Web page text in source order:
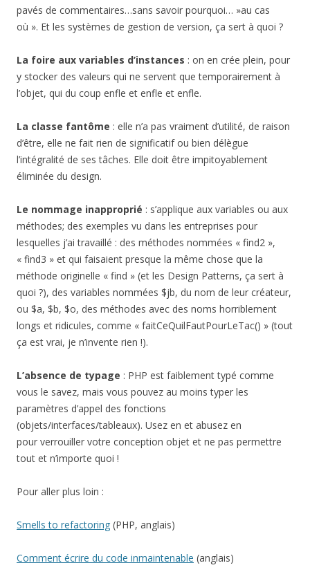
pavés de commentaires…sans savoir pourquoi… »au cas
où ». Et les systèmes de gestion de version, ça sert à quoi ?
La foire aux variables d’instances : on en crée plein, pour
y stocker des valeurs qui ne servent que temporairement à
l’objet, qui du coup enfle et enfle et enfle.
La classe fantôme : elle n’a pas vraiment d’utilité, de raison
d’être, elle ne fait rien de significatif ou bien délègue
l’intégralité de ses tâches. Elle doit être impitoyablement
éliminée du design.
Le nommage inapproprié : s’applique aux variables ou aux
méthodes; des exemples vu dans les entreprises pour
lesquelles j’ai travaillé : des méthodes nommées « find2 »,
« find3 » et qui faisaient presque la même chose que la
méthode originelle « find » (et les Design Patterns, ça sert à
quoi ?), des variables nommées $jb, du nom de leur créateur,
ou $a, $b, $o, des méthodes avec des noms horriblement
longs et ridicules, comme « faitCeQuilFautPourLeTac() » (tout
ça est vrai, je n’invente rien !).
L’absence de typage : PHP est faiblement typé comme
vous le savez, mais vous pouvez au moins typer les
paramètres d’appel des fonctions
(objets/interfaces/tableaux). Usez en et abusez en
pour verrouiller votre conception objet et ne pas permettre
tout et n’importe quoi !
Pour aller plus loin :
Smells to refactoring (PHP, anglais)
Comment écrire du code inmaintenable (anglais)